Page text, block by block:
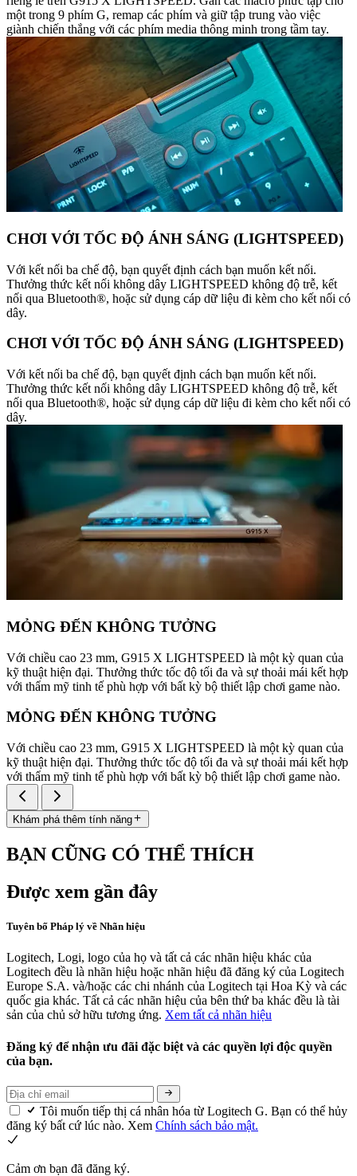
một trong 9 phím G, remap các phím và giữ tập trung vào việc
giành chiến thắng với các phím media thông minh trong tầm tay.
CHƠI VỚI TỐC ĐỘ ÁNH SÁNG (LIGHTSPEED)
Với kết nối ba chế độ, bạn quyết định cách bạn muốn kết nối.
Thưởng thức kết nối không dây LIGHTSPEED không độ trễ, kết
nối qua Bluetooth®, hoặc sử dụng cáp dữ liệu đi kèm cho kết nối có
dây.
CHƠI VỚI TỐC ĐỘ ÁNH SÁNG (LIGHTSPEED)
Với kết nối ba chế độ, bạn quyết định cách bạn muốn kết nối.
Thưởng thức kết nối không dây LIGHTSPEED không độ trễ, kết
nối qua Bluetooth®, hoặc sử dụng cáp dữ liệu đi kèm cho kết nối có
dây.
MỎNG ĐẾN KHÔNG TƯỞNG
Với chiều cao 23 mm, G915 X LIGHTSPEED là một kỳ quan của
kỹ thuật hiện đại. Thưởng thức tốc độ tối đa và sự thoải mái kết hợp
với thẩm mỹ tinh tế phù hợp với bất kỳ bộ thiết lập chơi game nào.
MỎNG ĐẾN KHÔNG TƯỞNG
Với chiều cao 23 mm, G915 X LIGHTSPEED là một kỳ quan của
kỹ thuật hiện đại. Thưởng thức tốc độ tối đa và sự thoải mái kết hợp
với thẩm mỹ tinh tế phù hợp với bất kỳ bộ thiết lập chơi game nào.
Khám phá thêm tính năng
BẠN CŨNG CÓ THỂ THÍCH
Được xem gần đây
Tuyên bố Pháp lý về Nhãn hiệu
Logitech, Logi, logo của họ và tất cả các nhãn hiệu khác của
Logitech đều là nhãn hiệu hoặc nhãn hiệu đã đăng ký của Logitech
Europe S.A. và/hoặc các chi nhánh của Logitech tại Hoa Kỳ và các
quốc gia khác. Tất cả các nhãn hiệu của bên thứ ba khác đều là tài
sản của chủ sở hữu tương ứng. Xem tất cả nhãn hiệu
Đăng ký để nhận ưu đãi đặc biệt và các quyền lợi độc quyền
của bạn.
Tôi muốn tiếp thị cá nhân hóa từ Logitech G. Bạn có thể hủy
đăng ký bất cứ lúc nào. Xem Chính sách bảo mật.
Cảm ơn bạn đã đăng ký.